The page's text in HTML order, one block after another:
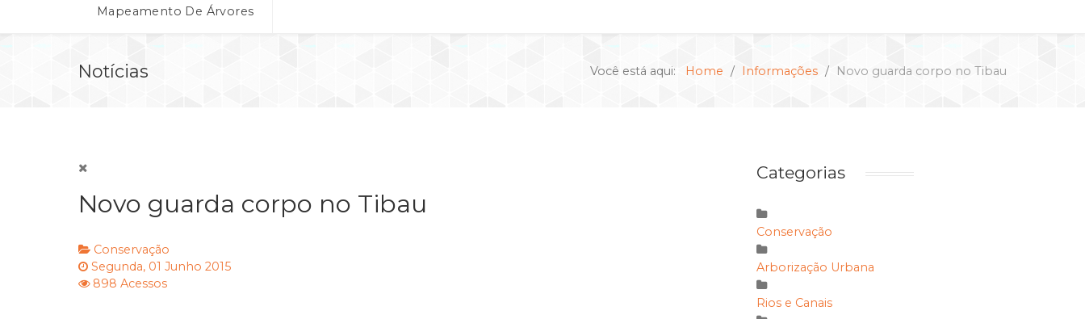
Mapeamento De Árvores
Notícias Você está aqui: Home Informações Novo guarda corpo no Tibau
Novo guarda corpo no Tibau
Conservação
Segunda, 01 Junho 2015
898 Acessos
Categorias
Conservação
Arborização Urbana
Rios e Canais